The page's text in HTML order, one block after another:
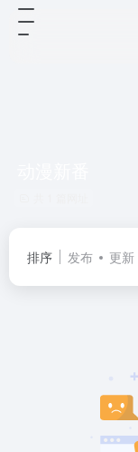
排序 发布 更新